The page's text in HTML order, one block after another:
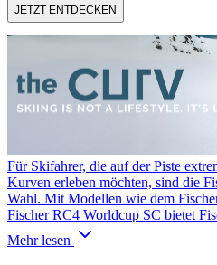
JETZT ENTDECKEN
Für Skifahrer, die auf der Piste
Kurven erleben möchten, sind die
Wahl. Mit Modellen wie dem
Fischer RC4 Worldcup SC bietet
Mehr lesen